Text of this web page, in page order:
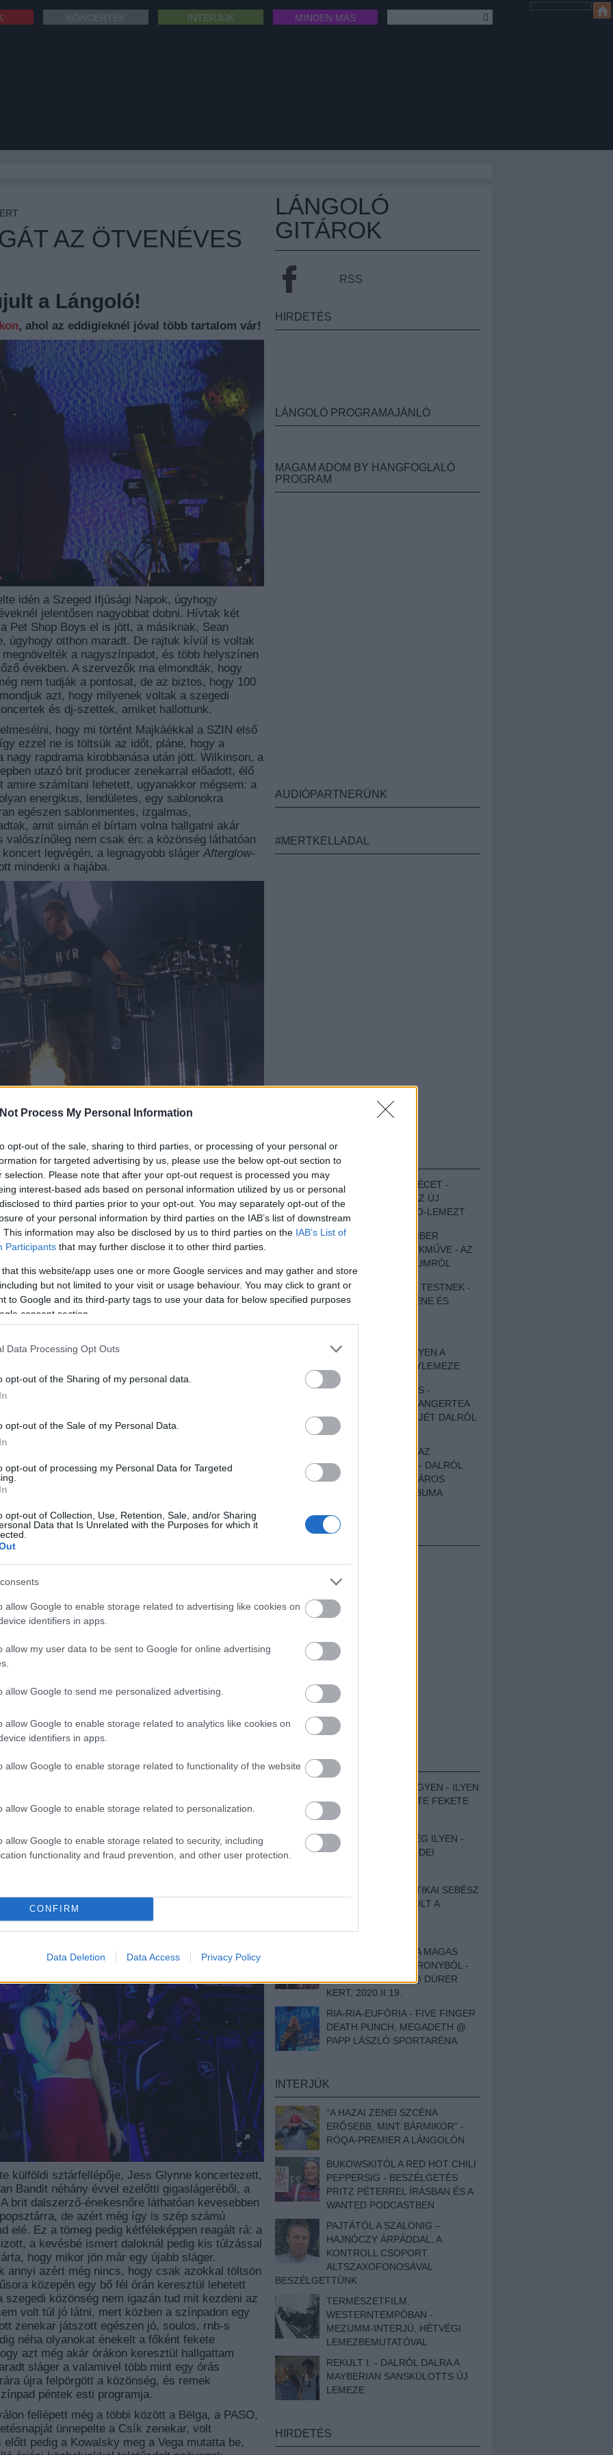
Process My Personal Information
opt-out of the sale, sharing to third parties, or processing of your personal or
for targeted advertising by us, please use the below opt-out section to
selection. Please note that after your opt-out request is processed you may
interest-based ads based on personal information utilized by us or personal
to third parties prior to your opt-out. You may separately opt-out of the
of your personal information by third parties on the IAB’s list of downstream
This information may also be disclosed by us to third parties on the IAB’s List of
Participants that may further disclose it to other third parties.
that this website/app uses one or more Google services and may gather and store
but not limited to your visit or usage behaviour. You may click to grant or
to Google and its third-party tags to use your data for below specified purposes
consent section.
Data Processing Opt Outs
opt-out of the Sharing of my personal data.
opt-out of the Sale of my Personal Data.
opt-out of processing my Personal Data for Targeted
opt-out of Collection, Use, Retention, Sale, and/or Sharing
Data that Is Unrelated with the Purposes for which it
allow Google to enable storage related to advertising like cookies on
identifiers in apps.
allow my user data to be sent to Google for online advertising
allow Google to send me personalized advertising.
allow Google to enable storage related to analytics like cookies on
identifiers in apps.
allow Google to enable storage related to functionality of the website
allow Google to enable storage related to personalization.
allow Google to enable storage related to security, including
functionality and fraud prevention, and other user protection.
CONFIRM
Data Deletion Data Access Privacy Policy
INTERJÚK MINDEN MÁS
AZ ÖTVENÉVES
a Lángoló!
, ahol az eddigieknél jóval több tartalom vár!
idén a Szeged Ifjúsági Napok, úgyhogy
jelentősen nagyobbat dobni. Hívtak két
Pet Shop Boys el is jött, a másiknak, Sean
úgyhogy otthon maradt. De rajtuk kívül is voltak
a nagyszínpadot, és több helyszínen
években. A szervezők ma elmondták, hogy
nem tudják a pontosat, de az biztos, hogy 100
azt, hogy milyenek voltak a szegedi
és dj-szettek, amiket hallottunk.
hogy mi történt Majkáékkal a SZIN első
ezzel ne is töltsük az időt, pláne, hogy a
rapdrama kirobbanása után jött. Wilkinson, a
utazó brit producer zenekarral előadott, élő
amire számítani lehetett, ugyanakkor mégsem: a
energikus, lendületes, egy sablonokra
egészen sablonmentes, izgalmas,
amit simán el bírtam volna hallgatni akár
nem csak én: a közönség láthatóan
legvégén, a legnagyobb slágerAfterglow-
mindenki a hajába.
a Punnany Massif is, akik, ha lehet,
egy erőtlen, unalmas, végtelenül
ez a szokásuk. Ennek ellenére láthatóan jóval
az előttük zenélőkre. Szóval továbbra is igaznak
sokan ebben az országban talán még soha
a Partfürdő ellenkező oldalán, a lelkükben
a Depresszió, az Alvin és a Mókusok,
hangulatot, amit becsülettel meg is tettek.
is bevetett a koncert végén.
Sister Bliss fellépése volt
Faithless DJ Set,és ennek jegyében egy tech-
ig kacsingató szettel mozgatta meg az
mert láthatóan ő is szívesen táncolt volna a
kapaszkodva rázta magát rá. Igen, volt a
attól, hogy pusztán ezekkel akarja levenni
a dj-szett, amit tíz év múlva is emlegetni
de azért ott és akkor kifejezetten jó volt
koncertjét hallottam, és nem bántam
amiben ők utaznak, kifejezetten üdítően
között.
vonzó koncertjét Ákos adta, ami mondjuk nem
szokta kísérni a fellépéseit. A Kossuth-
is idén 50, ment is a nosztalgiázás erősen: rögtön
dalát, a Calypsót a legelső Bonanza-
két órában kis túlzással egy komplett Best of
az utamonát a Majom a ketrecbenen
az
az észrevehette, hogy egy szintifutam erejéig
-t is megidézte a koncert legvégén. Meg is lett
végig énekelte az egész koncertet, ami
Ákos esetében, de most valószínűleg az is
nem az énekes életművével kel és fekszik.
külföldi sztárfellépője, Jess Glynne koncertezett,
Bandit néhány évvel ezelőtti gigaslágeréből, a
brit dalszerző-énekesnőre láthatóan kevesebben
de azért még így is szép számú
elé. Ez a tömeg pedig kétféleképpen reagált rá: a
a kevésbé ismert daloknál pedig kis túlzással
hogy mikor jön már egy újabb sláger.
annyi azért még nincs, hogy csak azokkal töltsön
közepén egy bő fél órán keresztül lehetett
közönség nem igazán tud mit kezdeni az
volt túl jó látni, mert közben a színpadon egy
zenekar játszott egészen jó, soulos, rnb-s
néha olyanokat énekelt a főként fekete
azt még akár órákon keresztül hallgattam
sláger a valamivel több mint egy órás
újra felpörgött a közönség, és remek
péntek esti programja.
fellépett még a többi között a Bëlga, a PASO,
ünnepelte a Csík zenekar, volt
pedig a Kowalsky meg a Vega mutatta be,
LÁNGOLÓ
GITÁROK
RSS
HIRDETÉS
LÁNGOLÓ PROGRAMAJÁNLÓ
MAGAM ADOM BY HANGFOGLALÓ
PROGRAM
AUDIÓPARTNERÜNK
#MERTKELLADAL
EZT HALLGASD!
MEGUGROTTÁK A LÉCET -
MEGHALLGATTUK AZ ÚJ
PROTEST THE HERO-LEMEZT
EGY DÜHÖS VÉNEMBER
UNIVERZÁLIS REMEKMŰVE - AZ
ÚJ BOB DYLAN-ALBUMRÓL
ZENE LÉLEKNEK ÉS TESTNEK -
AUTENTIKUS NÉPZENE ÉS
SZOMORKODÁS - ILYEN A
KATATONIA ÚJ NAGYLEMEZE
CROCODILE NERVES -
HALLGASD MEG AZ ANGERTEA
MA MEGJELENT EP-JÉT DALRÓL
DALRA!
A FELELŐSSÉGTŐL AZ
ELLOPOTT FÖLDIG - DALRÓL
DALRA A KÉPZELT VÁROS
SAMIZDAT CÍMŰ ALBUMA
HIRDETÉS
BESZÁMOLÓK
ZENÉS TÁBOR A HEGYEN - ILYEN
VOLT A VÍRUS SZÜLTE FEKETE
ZAJ FESZTIVÁL
SOHA NEM VOLT MÉG ILYEN -
BESZÁMOLÓNK AZ IDEI
EGY HALLÁSPLASZTIKAI SEBÉSZ
NAPLÓJA - ILYEN VOLT A
DOKUMENTUMFILM
MÉLY FÉRFIBÁNAT A MAGAS
ELEFÁNTCSONTTORONYBÓL -
LEPROUS, KLONE @ DÜRER
KERT, 2020.II.19.
RIA-RIA-EUFÓRIA - FIVE FINGER
DEATH PUNCH, MEGADETH @
PAPP LÁSZLÓ SPORTARÉNA
INTERJÚK
“A HAZAI ZENEI SZCÉNA
ERŐSEBB, MINT BÁRMIKOR” -
RÓQA-PREMIER A LÁNGOLÓN
BUKOWSKITÓL A RED HOT CHILI
PEPPERSIG - BESZÉLGETÉS
PRITZ PÉTERREL ÍRÁSBAN ÉS A
WANTED PODCASTBEN
PAJTÁTÓL A SZALONIG –
HAJNÓCZY ÁRPÁDDAL, A
KONTROLL CSOPORT
ALTSZAXOFONOSÁVAL
BESZÉLGETTÜNK
TERMÉSZETFILM,
WESTERNTEMPÓBAN -
MEZUMM-INTERJÚ, HÉTVÉGI
LEMEZBEMUTATÓVAL
REKULT I. - DALRÓL DALRA A
MAYBERIAN SANSKÜLOTTS ÚJ
LEMEZE
HIRDETÉS